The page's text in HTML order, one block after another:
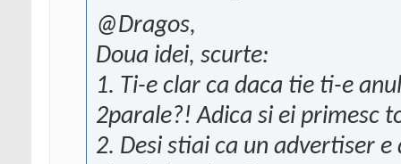
@Dragos,
Doua idei, scurte:
1. Ti-e clar ca daca tie ti-e
2parale?! Adica si ei primesc
2. Desi stiai ca un advertiser